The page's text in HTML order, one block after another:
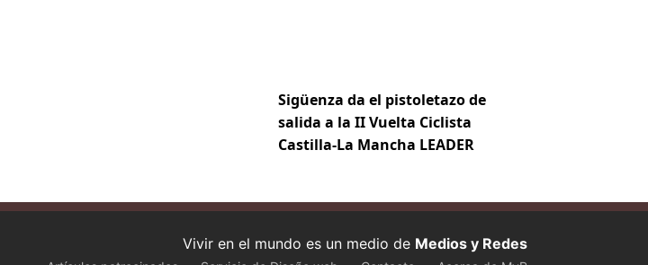
Sigüenza da el pistoletazo de
salida a la II Vuelta Ciclista
Castilla-La Mancha LEADER
Vivir en el mundo es un medio de Medios y Redes